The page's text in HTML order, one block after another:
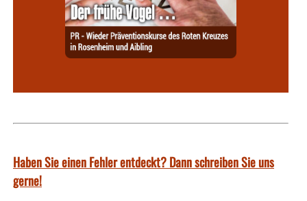
Haben Sie einen Fehler entdeckt? Dann schreiben Sie uns
gerne!